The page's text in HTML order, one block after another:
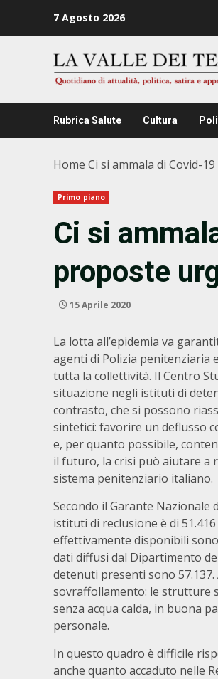
7 Agosto 2026
Rubrica Salute Cultura
Home Ci si ammala di Covid-
Primo piano
Ci si
proposte
15 Aprile 2020
La lotta all’epidemia va
agenti di Polizia penitenziaria
tutta la collettività. Il Centro
situazione negli istituti di
contrasto, che si possono
sintetici: favorire un deflusso
e, per quanto possibile,
il futuro, la crisi può aiutare a
sistema penitenziario italiano.
Secondo il Garante Nazionale
istituti di reclusione è di
effettivamente disponibili
dati diffusi dal Dipartimento
detenuti presenti sono
sovraffollamento: le strutture
senza acqua calda, in buona
personale.
In questo quadro è difficile
anche quanto accaduto nelle